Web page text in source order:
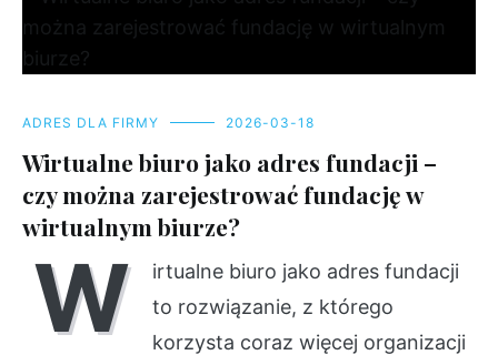
ADRES DLA FIRMY 2026-03-18
Wirtualne biuro jako adres fundacji –
czy można zarejestrować fundację w
wirtualnym biurze?
W
irtualne biuro jako adres fundacji
to rozwiązanie, z którego
korzysta coraz więcej organizacji